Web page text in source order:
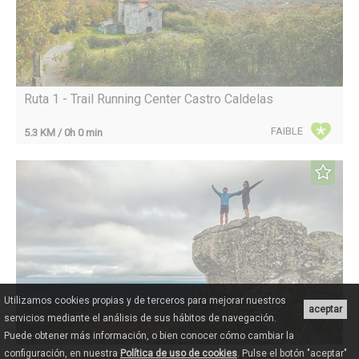
Ruta 1 - Trail Running Center Castro Caldelas
5.3 KM / 0h 0 min FAIBLE
aceptar
Utilizamos cookies propias y de terceros para mejorar nuestros
servicios mediante el análisis de sus hábitos de navegación.
Puede obtener más información, o bien conocer cómo cambiar la
configuración, en nuestra Política de uso de cookies. Pulse el botón "aceptar"